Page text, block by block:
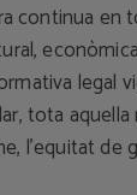
continua en
legal
tota
l’equitat de